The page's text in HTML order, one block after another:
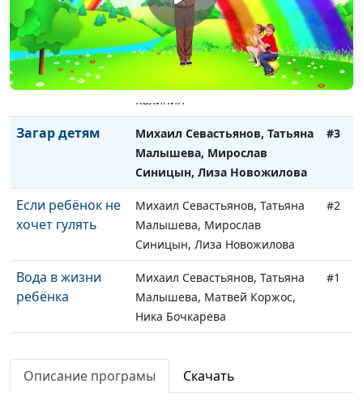
Мирослав Синицын
Как быстро
уложить
ребёнка спать?
Михаил Севастьянов, Татьяна
Малышева, Маша
Серебрянникова, Валера
Калинин
#4
Загар детям
Михаил Севастьянов, Татьяна
Малышева, Мирослав
Синицын, Лиза Новожилова
#3
Если ребёнок не
хочет гулять
Михаил Севастьянов, Татьяна
Малышева, Мирослав
Синицын, Лиза Новожилова
#2
Вода в жизни
ребёнка
Михаил Севастьянов, Татьяна
Малышева, Матвей Коржос,
Ника Бочкарева
#1
Описание програмы Скачать